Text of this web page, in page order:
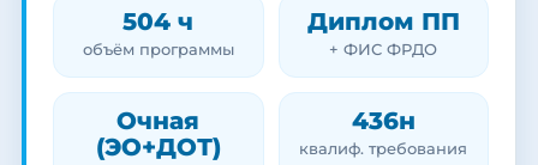
504 ч
объём программы
Диплом ПП
+ ФИС ФРДО
Очная
(ЭО+ДОТ)
436н
квалиф. требования